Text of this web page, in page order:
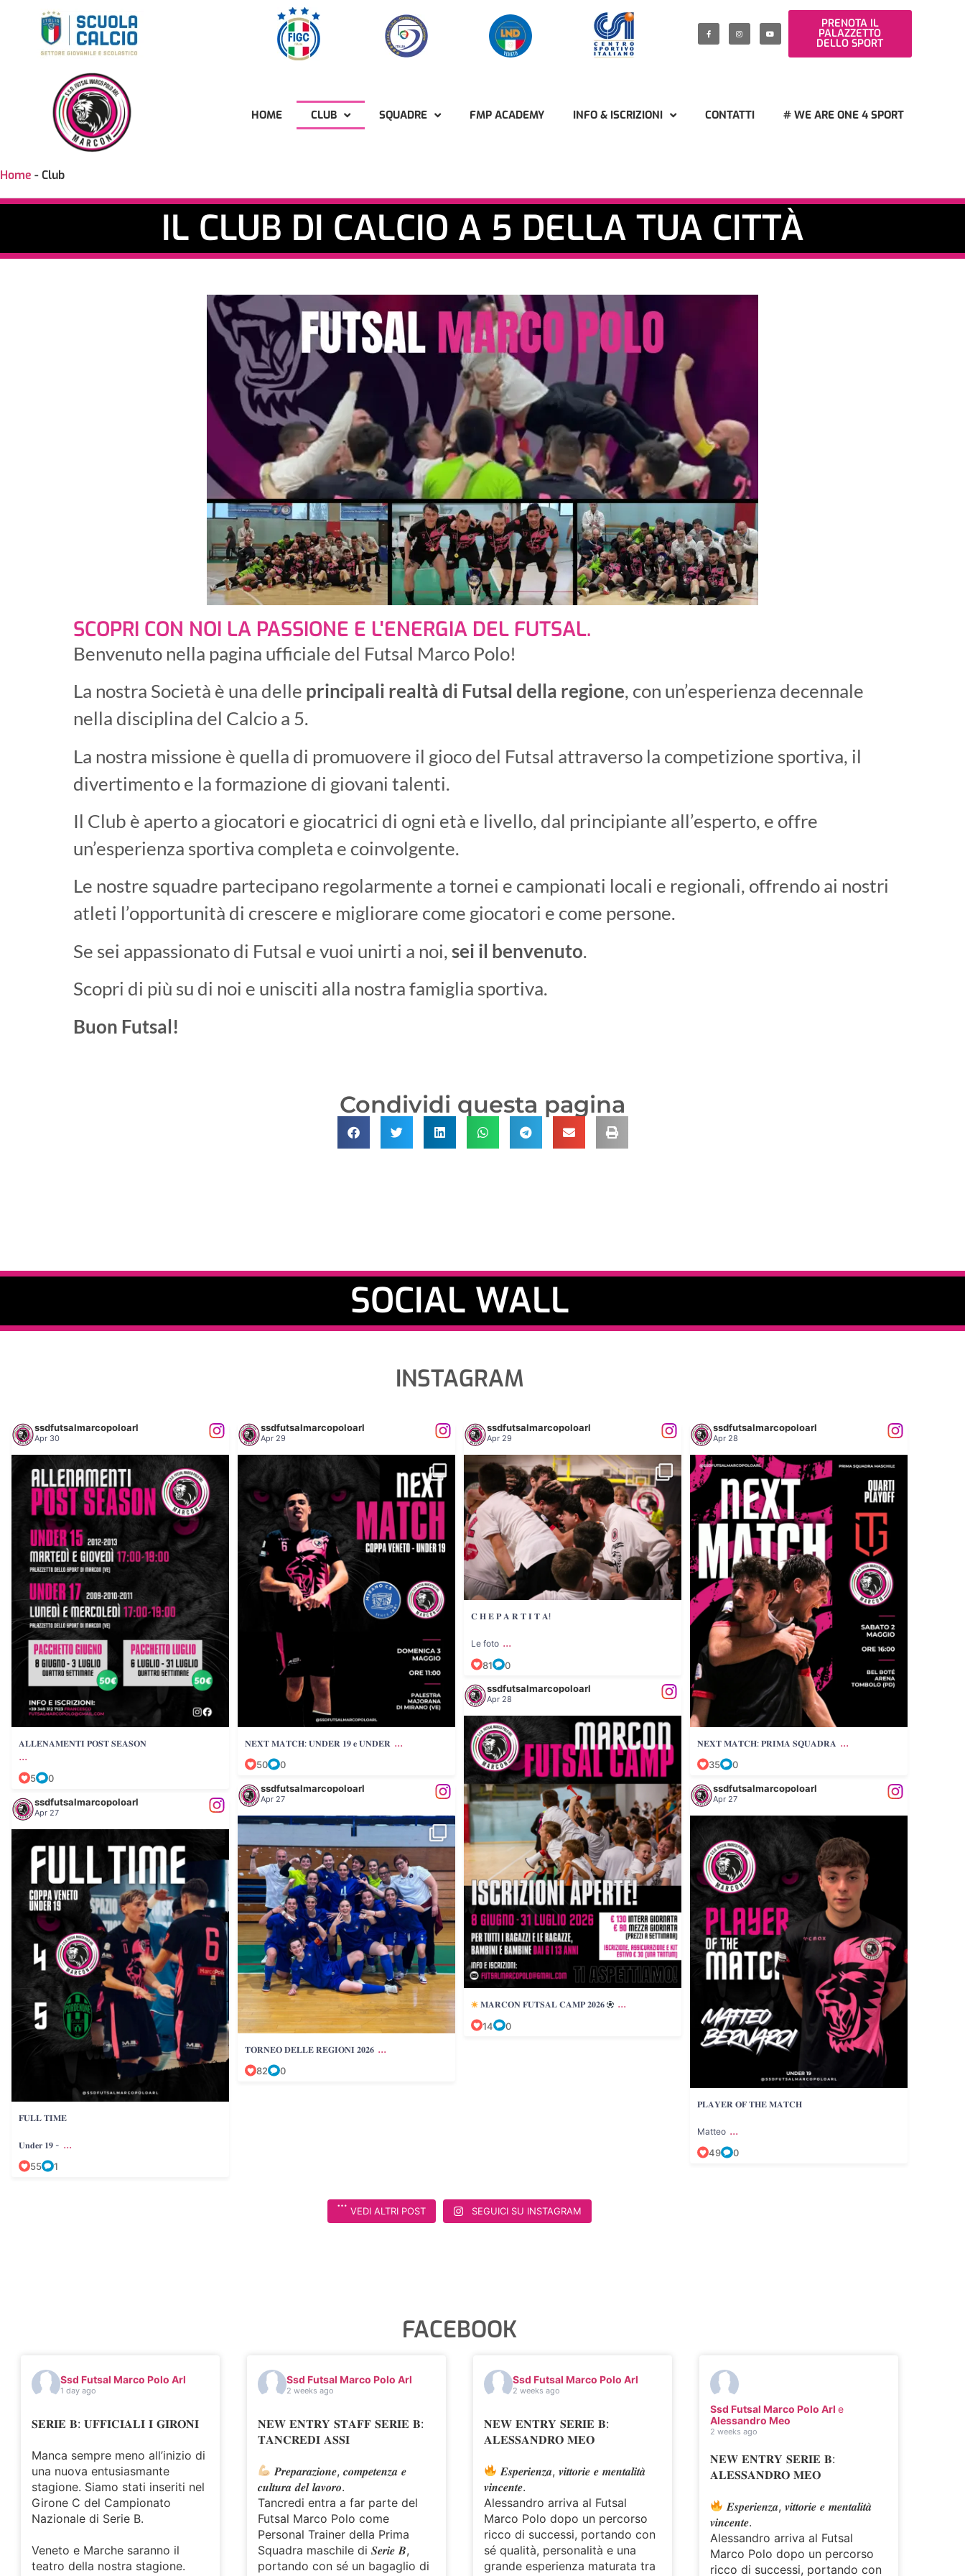
PRENOTA IL
PALAZZETTO
DELLO SPORT
HOME CLUB SQUADRE FMP ACADEMY INFO & ISCRIZIONI CONTATTI # WE ARE ONE 4 SPORT
Home -Club
IL CLUB DI CALCIO A 5 DELLA TUA CITTÀ
SCOPRI CON NOI LA PASSIONE E L'ENERGIA DEL FUTSAL.
Benvenuto nella pagina ufficiale del Futsal Marco Polo!
La nostra Società è una delle principali realtà di Futsal della regione, con un’esperienza decennale
nella disciplina del Calcio a 5.
La nostra missione è quella di promuovere il gioco del Futsal attraverso la competizione sportiva, il
divertimento e la formazione di giovani talenti.
Il Club è aperto a giocatori e giocatrici di ogni età e livello, dal principiante all’esperto, e offre
un’esperienza sportiva completa e coinvolgente.
Le nostre squadre partecipano regolarmente a tornei e campionati locali e regionali, offrendo ai nostri
atleti l’opportunità di crescere e migliorare come giocatori e come persone.
Se sei appassionato di Futsal e vuoi unirti a noi, sei il benvenuto.
Scopri di più su di noi e unisciti alla nostra famiglia sportiva.
Buon Futsal!
Condividi questa pagina
SOCIAL WALL
INSTAGRAM
ssdfutsalmarcopoloarl
Apr 30
𝐀𝐋𝐋𝐄𝐍𝐀𝐌𝐄𝐍𝐓𝐈 𝐏𝐎𝐒𝐓 𝐒𝐄𝐀𝐒𝐎𝐍
5 0
𝐀𝐋𝐋𝐄𝐍𝐀𝐌𝐄𝐍𝐓𝐈 𝐏𝐎𝐒𝐓 𝐒𝐄𝐀𝐒𝐎𝐍
...
5 0
ssdfutsalmarcopoloarl
Apr 29
𝐍𝐄𝐗𝐓 𝐌𝐀𝐓𝐂𝐇: 𝐔𝐍𝐃𝐄𝐑 𝟏𝟗 𝐞 𝐔𝐍𝐃𝐄𝐑
𝐍𝐄𝐗𝐓 𝐌𝐀𝐓𝐂𝐇: 𝐔𝐍𝐃𝐄𝐑 𝟏𝟗 𝐞 𝐔𝐍𝐃𝐄𝐑 ...
50 0
ssdfutsalmarcopoloarl
Apr 29
𝐂 𝐇 𝐄 𝐏 𝐀 𝐑 𝐓 𝐈 𝐓 𝐀!
Le foto
81
𝐂 𝐇 𝐄 𝐏 𝐀 𝐑 𝐓 𝐈 𝐓 𝐀!
Le foto ...
81 0
ssdfutsalmarcopoloarl
Apr 28
𝐍𝐄𝐗𝐓 𝐌𝐀𝐓𝐂𝐇: 𝐏𝐑𝐈𝐌𝐀 𝐒𝐐𝐔𝐀𝐃𝐑𝐀...
0
𝐍𝐄𝐗𝐓 𝐌𝐀𝐓𝐂𝐇: 𝐏𝐑𝐈𝐌𝐀 𝐒𝐐𝐔𝐀𝐃𝐑𝐀 ...
35 0
ssdfutsalmarcopoloarl
Apr 28
𝐌𝐀𝐑𝐂𝐎𝐍 𝐅𝐔𝐓𝐒𝐀𝐋 𝐂𝐀𝐌𝐏 𝟐𝟎𝟐𝟔 ...
14 0
𝐌𝐀𝐑𝐂𝐎𝐍 𝐅𝐔𝐓𝐒𝐀𝐋 𝐂𝐀𝐌𝐏 𝟐𝟎𝟐𝟔 ...
14 0
ssdfutsalmarcopoloarl
Apr 27
𝐓𝐎𝐑𝐍𝐄𝐎 𝐃𝐄𝐋𝐋𝐄 𝐑𝐄𝐆𝐈𝐎𝐍𝐈 𝟐𝟎𝟐𝟔...
82 0
𝐓𝐎𝐑𝐍𝐄𝐎 𝐃𝐄𝐋𝐋𝐄 𝐑𝐄𝐆𝐈𝐎𝐍𝐈 𝟐𝟎𝟐𝟔 ...
82 0
ssdfutsalmarcopoloarl
Apr 27
𝐏𝐋𝐀𝐘𝐄𝐑 𝐎𝐅 𝐓𝐇𝐄 𝐌𝐀𝐓𝐂𝐇
Matteo...
49 0
𝐏𝐋𝐀𝐘𝐄𝐑 𝐎𝐅 𝐓𝐇𝐄 𝐌𝐀𝐓𝐂𝐇
Matteo ...
49 0
ssdfutsalmarcopoloarl
Apr 27
𝐔𝐧𝐝𝐞𝐫 𝟏𝟗 -
55 1
𝐅𝐔𝐋𝐋 𝐓𝐈𝐌𝐄
𝐔𝐧𝐝𝐞𝐫 𝟏𝟗 - ...
55 1
VEDI ALTRI POST SEGUICI SU INSTAGRAM
FACEBOOK
Ssd Futsal Marco Polo Arl
1 day ago
𝐒𝐄𝐑𝐈𝐄 𝐁: 𝐔𝐅𝐅𝐈𝐂𝐈𝐀𝐋𝐈 𝐈 𝐆𝐈𝐑𝐎𝐍𝐈
Manca sempre meno all’inizio di
una nuova entusiasmante
stagione. Siamo stati inseriti nel
Girone C del Campionato
Nazionale di Serie B.
Veneto e Marche saranno il
teatro della nostra stagione.
Ssd Futsal Marco Polo Arl
2 weeks ago
𝐍𝐄𝐖 𝐄𝐍𝐓𝐑𝐘 𝐒𝐓𝐀𝐅𝐅 𝐒𝐄𝐑𝐈𝐄 𝐁:
𝐓𝐀𝐍𝐂𝐑𝐄𝐃𝐈 𝐀𝐒𝐒𝐈
𝑷𝒓𝒆𝒑𝒂𝒓𝒂𝒛𝒊𝒐𝒏𝒆, 𝒄𝒐𝒎𝒑𝒆𝒕𝒆𝒏𝒛𝒂 𝒆
𝒄𝒖𝒍𝒕𝒖𝒓𝒂 𝒅𝒆𝒍 𝒍𝒂𝒗𝒐𝒓𝒐.
Tancredi entra a far parte del
Futsal Marco Polo come
Personal Trainer della Prima
Squadra maschile di 𝑺𝒆𝒓𝒊𝒆 𝑩,
portando con sé un bagaglio di
Ssd Futsal Marco Polo Arl
2 weeks ago
𝐍𝐄𝐖 𝐄𝐍𝐓𝐑𝐘 𝐒𝐄𝐑𝐈𝐄 𝐁:
𝐀𝐋𝐄𝐒𝐒𝐀𝐍𝐃𝐑𝐎 𝐌𝐄𝐎
𝑬𝒔𝒑𝒆𝒓𝒊𝒆𝒏𝒛𝒂, 𝒗𝒊𝒕𝒕𝒐𝒓𝒊𝒆 𝒆 𝒎𝒆𝒏𝒕𝒂𝒍𝒊𝒕𝒂̀
𝒗𝒊𝒏𝒄𝒆𝒏𝒕𝒆.
Alessandro arriva al Futsal
Marco Polo dopo un percorso
ricco di successi, portando con
sé qualità, personalità e una
grande esperienza maturata tra
Ssd Futsal Marco Polo Arl e
Alessandro Meo
2 weeks ago
𝐍𝐄𝐖 𝐄𝐍𝐓𝐑𝐘 𝐒𝐄𝐑𝐈𝐄 𝐁:
𝐀𝐋𝐄𝐒𝐒𝐀𝐍𝐃𝐑𝐎 𝐌𝐄𝐎
𝑬𝒔𝒑𝒆𝒓𝒊𝒆𝒏𝒛𝒂, 𝒗𝒊𝒕𝒕𝒐𝒓𝒊𝒆 𝒆 𝒎𝒆𝒏𝒕𝒂𝒍𝒊𝒕𝒂̀
𝒗𝒊𝒏𝒄𝒆𝒏𝒕𝒆.
Alessandro arriva al Futsal
Marco Polo dopo un percorso
ricco di successi, portando con